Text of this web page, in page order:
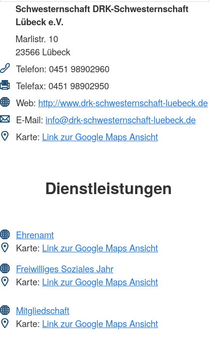
Schwesternschaft DRK-Schwesternschaft
Lübeck e.V.
Marlistr. 10
23566 Lübeck
Telefon: 0451 98902960
Telefax: 0451 98902950
Web: http://www.drk-schwesternschaft-luebeck.de
E-Mail: info@drk-schwesternschaft-luebeck.de
Karte: Link zur Google Maps Ansicht
Dienstleistungen
Ehrenamt
Karte: Link zur Google Maps Ansicht
Freiwilliges Soziales Jahr
Karte: Link zur Google Maps Ansicht
Mitgliedschaft
Karte: Link zur Google Maps Ansicht